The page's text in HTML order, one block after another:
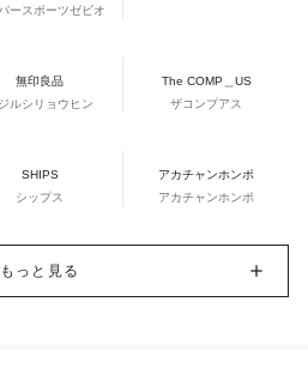
ースポーツゼビオ
無印良品
ルシリョウヒン
The COMP＿US
ザコンプアス
SHIPS
シップス
アカチャンホンポ
アカチャンホンポ
もっと見る